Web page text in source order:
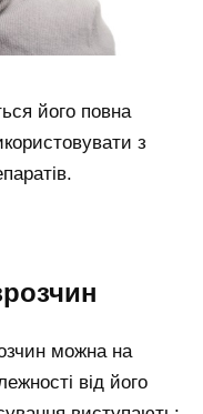
його повна
з
можна на
від його